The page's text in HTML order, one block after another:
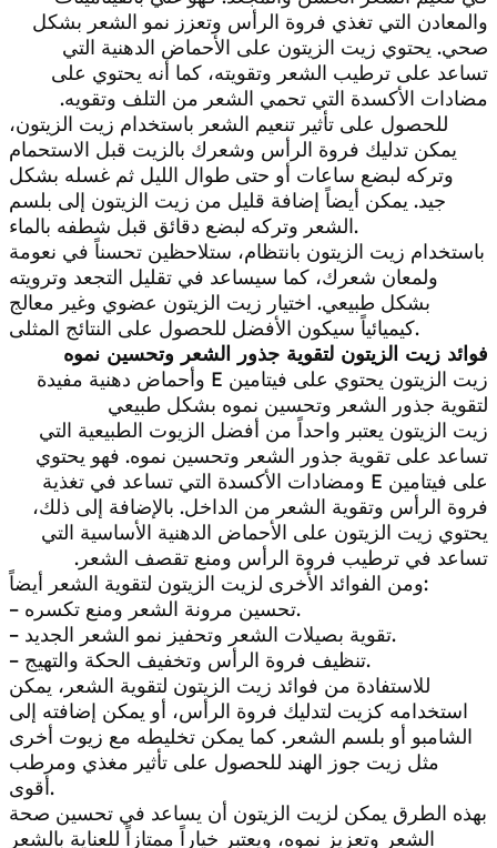
والمعادن التي تغذي فروة الرأس وتعزز نمو الشعر بشكل
صحي. يحتوي زيت الزيتون على الأحماض الدهنية التي
تساعد على ترطيب الشعر وتقويته، كما أنه يحتوي على
مضادات الأكسدة التي تحمي الشعر من التلف وتقويه.
للحصول على تأثير تنعيم الشعر باستخدام زيت الزيتون،
يمكن تدليك فروة الرأس وشعرك بالزيت قبل الاستحمام
وتركه لبضع ساعات أو حتى طوال الليل ثم غسله بشكل
جيد. يمكن أيضاً إضافة قليل من زيت الزيتون إلى بلسم
الشعر وتركه لبضع دقائق قبل شطفه بالماء.
باستخدام زيت الزيتون بانتظام، ستلاحظين تحسناً في نعومة
ولمعان شعرك، كما سيساعد في تقليل التجعد وترويته
بشكل طبيعي. اختيار زيت الزيتون عضوي وغير معالج
كيميائياً سيكون الأفضل للحصول على النتائج المثلى.
فوائد زيت الزيتون لتقوية جذور الشعر وتحسين نموه
زيت الزيتون يحتوي على فيتامين E وأحماض دهنية مفيدة
لتقوية جذور الشعر وتحسين نموه بشكل طبيعي
زيت الزيتون يعتبر واحداً من أفضل الزيوت الطبيعية التي
تساعد على تقوية جذور الشعر وتحسين نموه. فهو يحتوي
على فيتامين E ومضادات الأكسدة التي تساعد في تغذية
فروة الرأس وتقوية الشعر من الداخل. بالإضافة إلى ذلك،
يحتوي زيت الزيتون على الأحماض الدهنية الأساسية التي
تساعد في ترطيب فروة الرأس ومنع تقصف الشعر.
ومن الفوائد الأخرى لزيت الزيتون لتقوية الشعر أيضاً:
– تحسين مرونة الشعر ومنع تكسره.
– تقوية بصيلات الشعر وتحفيز نمو الشعر الجديد.
– تنظيف فروة الرأس وتخفيف الحكة والتهيج.
للاستفادة من فوائد زيت الزيتون لتقوية الشعر، يمكن
استخدامه كزيت لتدليك فروة الرأس، أو يمكن إضافته إلى
الشامبو أو بلسم الشعر. كما يمكن تخليطه مع زيوت أخرى
مثل زيت جوز الهند للحصول على تأثير مغذي ومرطب
أقوى.
بهذه الطرق يمكن لزيت الزيتون أن يساعد في تحسين صحة
الشعر وتعزيز نموه، ويعتبر خياراً ممتازاً للعناية بالشعر